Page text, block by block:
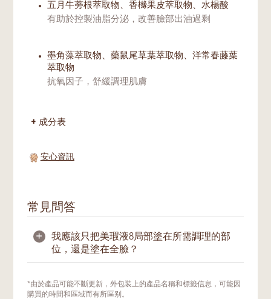
五月牛蒡根萃取物、香櫞果皮萃取物、水楊酸
有助於控製油脂分泌，改善臉部出油過剩
墨角藻萃取物、藥鼠尾草葉萃取物、洋常春藤葉
萃取物
抗氧因子，舒緩調理肌膚
成分表
安心資訊
常見問答
+
我應該只把美瑕液8局部塗在所需調理的部
位，還是塗在全臉？
我們建議局部塗抹在所需部位，以幫助改善膚
況。視肌膚情況而定，也可以在美肌密友的指
*由於產品可能不斷更新，外包装上的產品名稱和標籤信息，可能因
購買的時間和區域而有所區别。